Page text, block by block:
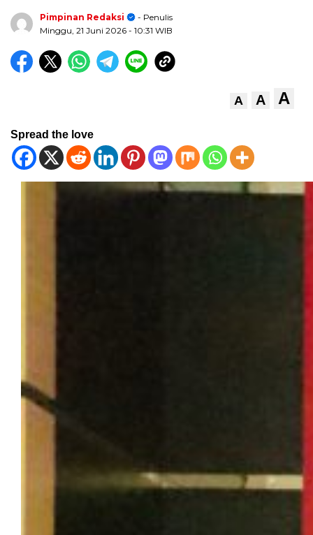
Pimpinan Redaksi
- Penulis
Minggu, 21 Juni 2026 - 10:31 WIB
A A A
Spread the love